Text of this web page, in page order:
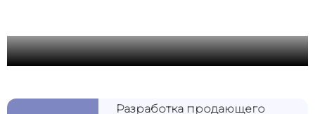
Изучить ещё
Разработка продающего